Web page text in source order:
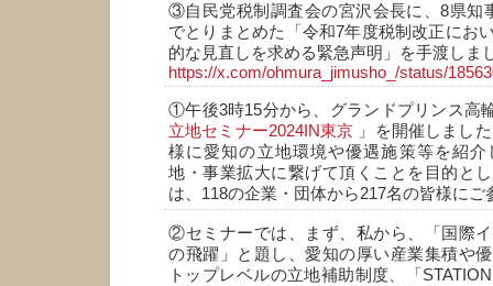
③自民党税制調査会の宮沢会長に、8県知
でとりまとめた「令和7年度税制改正にお
的な見直しを求める緊急声明」を手渡しま
https://x.com/ohmura_jimusho_/status/
①午後3時15分から、グランドプリンス高
立地セミナー2024IN東京 」を開催しまし
様に愛知の立地環境や優遇施策等を紹
地・事業拡大に繋げて頂くことを目的と
は、118の企業・団体から217名の皆様にご
②セミナーでは、まず、私から、「国際
の飛躍」と題し、愛知の厚い産業集積や
トップレベルの立地補助制度、「